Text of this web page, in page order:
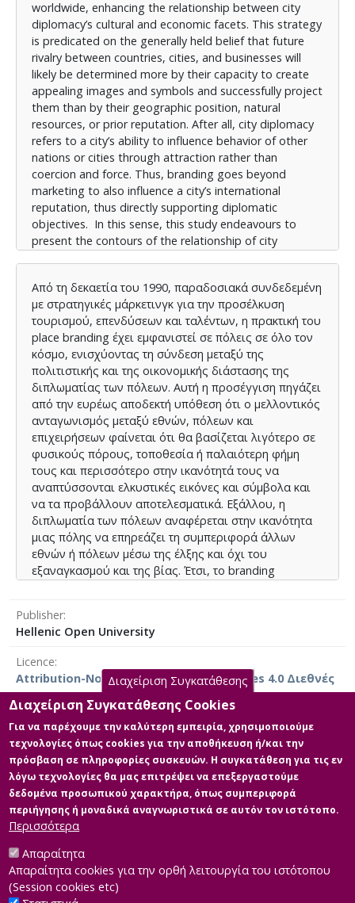
worldwide, enhancing the relationship between city
diplomacy’s cultural and economic facets. This strategy
is predicated on the generally held belief that future
rivalry between countries, cities, and businesses will
likely be determined more by their capacity to create
appealing images and symbols and successfully project
them than by their geographic position, natural
resources, or prior reputation. After all, city diplomacy
refers to a city’s ability to influence behavior of other
nations or cities through attraction rather than
coercion and force. Thus, branding goes beyond
marketing to also influence a city’s international
reputation, thus directly supporting diplomatic
objectives. In this sense, this study endeavours to
present the contours of the relationship of city
(Piraeus, Marseille, Genoa, Naples and Barcelona) for
the period 2017-2024. In addition to being important
Mediterranean ports, these cities have comparable
socioeconomic issues, historical significance, and a
strategic emphasis on using their marine identities to
gain influence internationally. Thus for city managers
branding is no longer a kind of marketing tool but a
strategic imperative.
Από τη δεκαετία του 1990, παραδοσιακά συνδεδεμένη
με στρατηγικές μάρκετινγκ για την προσέλκυση
τουρισμού, επενδύσεων και ταλέντων, η πρακτική του
place branding έχει εμφανιστεί σε πόλεις σε όλο τον
κόσμο, ενισχύοντας τη σύνδεση μεταξύ της
πολιτιστικής και της οικονομικής διάστασης της
διπλωματίας των πόλεων. Αυτή η προσέγγιση πηγάζει
από την ευρέως αποδεκτή υπόθεση ότι ο μελλοντικός
ανταγωνισμός μεταξύ εθνών, πόλεων και
επιχειρήσεων φαίνεται ότι θα βασίζεται λιγότερο σε
φυσικούς πόρους, τοποθεσία ή παλαιότερη φήμη
τους και περισσότερο στην ικανότητά τους να
αναπτύσσονται ελκυστικές εικόνες και σύμβολα και
να τα προβάλλουν αποτελεσματικά. Εξάλλου, η
διπλωματία των πόλεων αναφέρεται στην ικανότητα
μιας πόλης να επηρεάζει τη συμπεριφορά άλλων
εθνών ή πόλεων μέσω της έλξης και όχι του
εξαναγκασμού και της βίας. Έτσι, το branding
τους διπλωματικούς στόχους. Υπό αυτήν την έννοια,
αυτή η μελέτη επιχειρεί να παρουσιάσει το
και του branding της πόλης, συζητώντας τη συνάφεια
των εννοιών σε 5 πόλεις-λιμένες της Μεσογείου
(Πειραιάς, Μασσαλία, Γένοβα, Νάπολη και
Βαρκελώνη) κατά την περίοδο 2017-2024. Εκτός από
σημαντικά λιμάνια της Μεσογείου, αυτές οι πόλεις
έχουν συγκρίσιμα κοινωνικο-οικονομικά μεγέθη,
ιστορική σημασία και στρατηγική έμφαση στη χρήση
της θαλάσσιας ταυτότητάς τους για να αποκτήσουν
διεθνή επιρροή. Επομένως, για τους μάνατζερ των
πόλεων η προώθηση της ταυτότητας της πόλης
(branding) δεν είναι πλέον εργαλείο μάρκετινγκ αλλά
στρατηγική επιταγή.
Publisher
Hellenic Open University
Licence
Attribution-NonCommercial-NoDerivatives 4.0 Διεθνές
Main Files
KARVOUNIS-A-DISS-CITY-
BRANDING-CITY-DIPLOMACY
Description: KARVOUNIS-
Διαχείριση Συγκατάθεσης
Διαχείριση Συγκατάθεσης Cookies
Για να παρέχουμε την καλύτερη εμπειρία, χρησιμοποιούμε
τεχνολογίες όπως cookies για την αποθήκευση ή/και την
πρόσβαση σε πληροφορίες συσκευών. Η συγκατάθεση για τις εν
λόγω τεχνολογίες θα μας επιτρέψει να επεξεργαστούμε
δεδομένα προσωπικού χαρακτήρα, όπως συμπεριφορά
περιήγησης ή μοναδικά αναγνωριστικά σε αυτόν τον ιστότοπο.
Περισσότερα
Απαραίτητα
Απαραίτητα cookies για την ορθή λειτουργία του ιστότοπου
(Session cookies etc)